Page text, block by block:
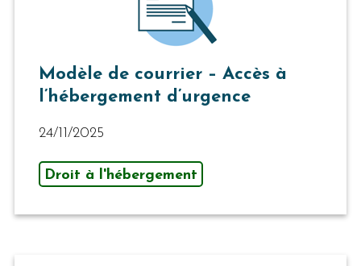
Modèle de courrier – Accès à
l’hébergement d’urgence
24/11/2025
Droit à l'hébergement